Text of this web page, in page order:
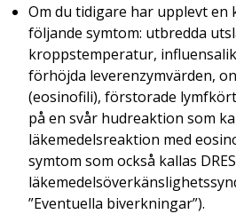
Om du tidigare har upplevt en
följande symtom: utbredda
kroppstemperatur,
förhöjda leverenzymvärden,
(eosinofili), förstorade
på en svår hudreaktion som
läkemedelsreaktion med
symtom som också kallas
”Eventuella biverkningar”).